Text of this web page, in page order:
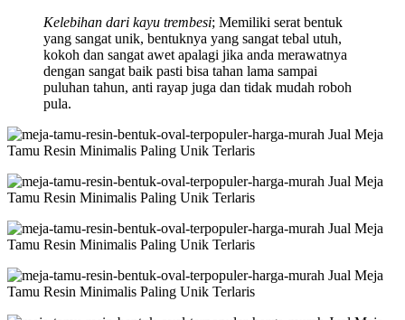
Kelebihan dari kayu trembesi; Memiliki serat bentuk
yang sangat unik, bentuknya yang sangat tebal utuh,
kokoh dan sangat awet apalagi jika anda merawatnya
dengan sangat baik pasti bisa tahan lama sampai
puluhan tahun, anti rayap juga dan tidak mudah roboh
pula.